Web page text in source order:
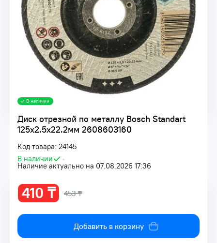
Диск отрезной по металлу Bosch Standart
125x2.5х22.2мм 2608603160
Код товара: 24145
В наличии
•
Наличие актуально на 07.08.2026 17:36
В наличии
410 ₸ 453 ₸
Добавить в корзину